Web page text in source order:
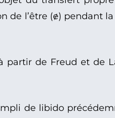
de l’être (ɇ) pendant
partir de Freud et de
de libido